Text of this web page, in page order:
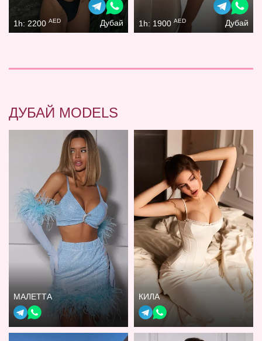
1h: 2200 AED Дубай 1h: 1900 AED Дубай
ДУБАЙ MODELS
МАЛЕТТА КИЛА